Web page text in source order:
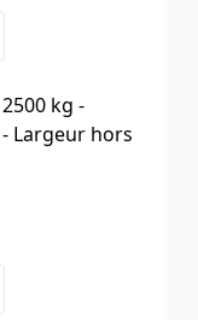
kg -
Largeur hors